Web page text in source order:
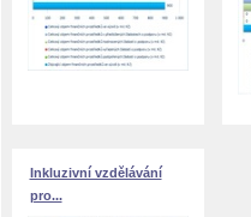
Inkluzivní vzdělávání
pro...